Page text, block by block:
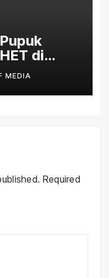
di
MEDIA
Required